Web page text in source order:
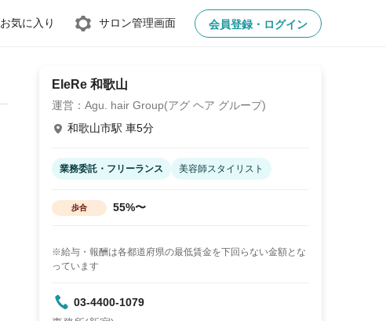
お気に入り サロン管理画面 会員登録・ログイン
EleRe 和歌山
運営：Agu. hair Group(アグ ヘア グループ)
和歌山市駅 車5分
業務委託・フリーランス 美容師スタイリスト
歩合 55%〜
※給与・報酬は各都道府県の最低賃金を下回らない金額とな
っています
03-4400-1079